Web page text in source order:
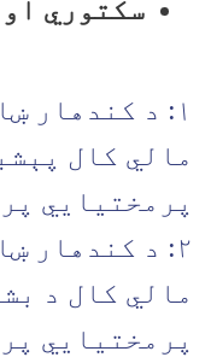
سکتوري
۱: د کندهار ښاروالۍ د
مالي کال
پرمختیایي
مالي کال د
پرمختيايي